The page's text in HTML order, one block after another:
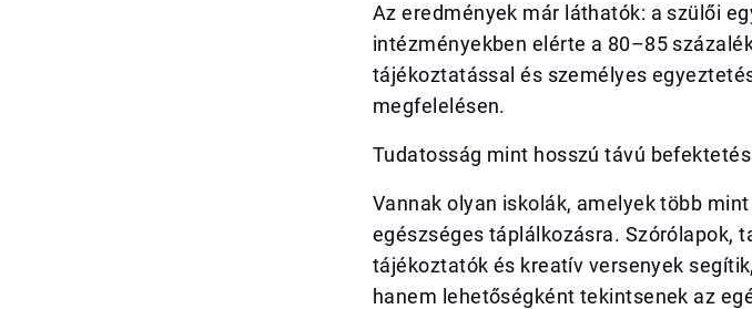
Az eredmények már láthatók: a szülői
intézményekben elérte a 80–85
tájékoztatással és személyes
megfelelésen.
Tudatosság mint hosszú távú befektetés
Vannak olyan iskolák, amelyek több
egészséges táplálkozásra. Szórólapok,
tájékoztatók és kreatív versenyek
hanem lehetőségként tekintsenek az